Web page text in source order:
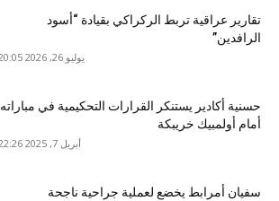
تقارير عراقية تربط الركراكي بقيادة “أسود
الرافدين”
يوليو 26, 2026 20:05
حسنية أكادير يستنكر القرارات التحكيمية في مباراته
أمام أولمبيك خريبكة
أبريل 7, 2025 22:26
سفيان أمرابط يخضع لعملية جراحية ناجحة